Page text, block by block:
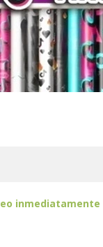
inmediatamente